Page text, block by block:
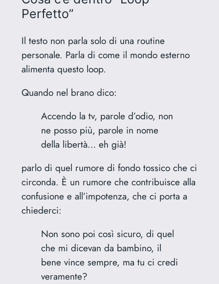
Perfetto”
Il testo non parla solo di una routine
personale. Parla di come il mondo esterno
alimenta questo loop.
Quando nel brano dico:
Accendo la tv, parole d’odio, non
ne posso più, parole in nome
della libertà… eh già!
parlo di quel rumore di fondo tossico che ci
circonda. È un rumore che contribuisce alla
confusione e all’impotenza, che ci porta a
chiederci:
Non sono poi così sicuro, di quel
che mi dicevan da bambino, il
bene vince sempre, ma tu ci credi
veramente?